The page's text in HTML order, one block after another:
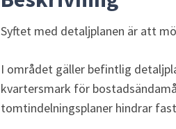
Syftet med detaljplanen är att
I området gäller befintlig
kvartersmark för
tomtindelningsplaner hindrar